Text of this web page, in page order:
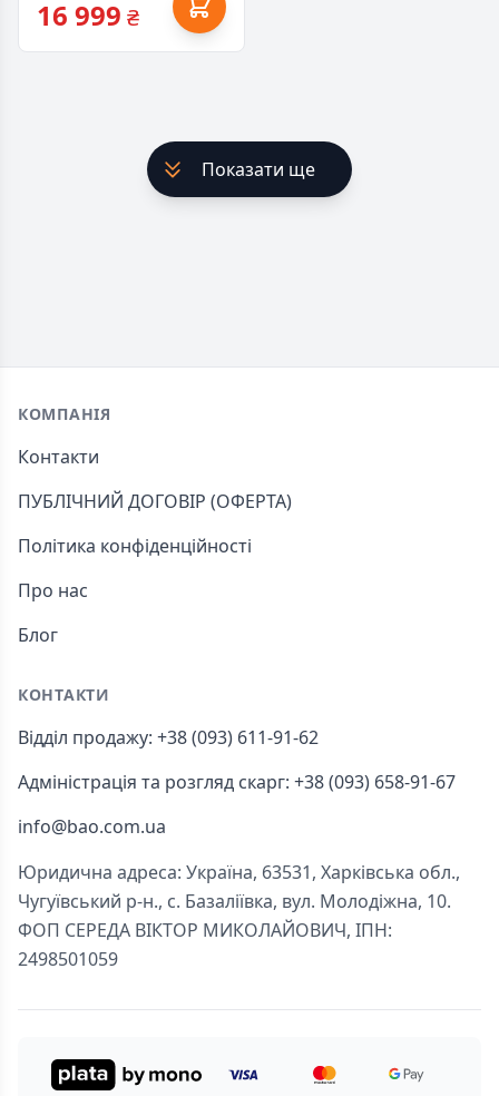
16 999 ₴
Показати ще
Footer
КОМПАНІЯ
Контакти
ПУБЛІЧНИЙ ДОГОВІР (ОФЕРТА)
Політика конфіденційності
Про нас
Блог
КОНТАКТИ
Відділ продажу: +38 (093) 611-91-62
Адміністрація та розгляд скарг: +38 (093) 658-91-67
info@bao.com.ua
Юридична адреса: Україна, 63531, Харківська обл.,
Чугуївський р-н., с. Базаліївка, вул. Молодіжна, 10.
ФОП СЕРЕДА ВІКТОР МИКОЛАЙОВИЧ, ІПН:
2498501059